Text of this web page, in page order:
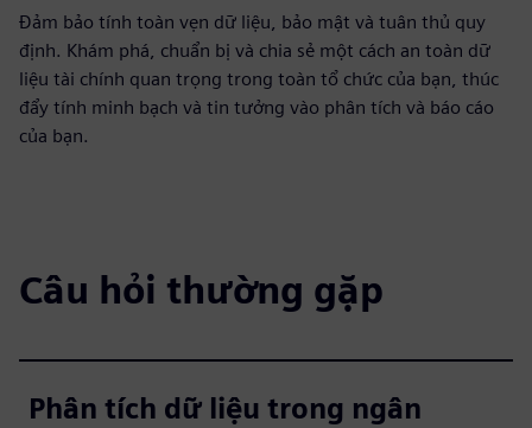
Đảm bảo tính toàn vẹn dữ liệu, bảo mật và tuân thủ quy
định. Khám phá, chuẩn bị và chia sẻ một cách an toàn dữ
liệu tài chính quan trọng trong toàn tổ chức của bạn, thúc
đẩy tính minh bạch và tin tưởng vào phân tích và báo cáo
của bạn.
Câu hỏi thường gặp
Phân tích dữ liệu trong ngân